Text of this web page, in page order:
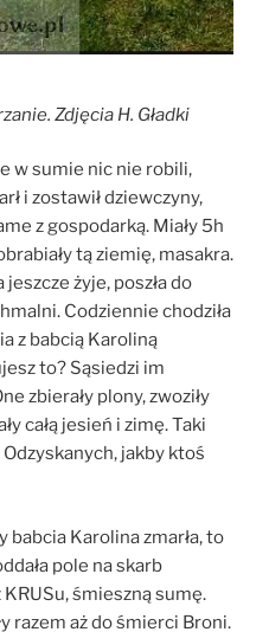
Zdjęcia H. Gładki
w sumie nic nie robili,
i zostawił dziewczyny,
z gospodarką. Miały 5h
tą ziemię, masakra.
żyje, poszła do
Codziennie chodziła
z babcią Karoliną
to? Sąsiedzi im
zbierały plony, zwoziły
całą jesień i zimę. Taki
jakby ktoś
babcia Karolina zmarła, to
pole na skarb
śmieszną sumę.
razem aż do śmierci Broni.